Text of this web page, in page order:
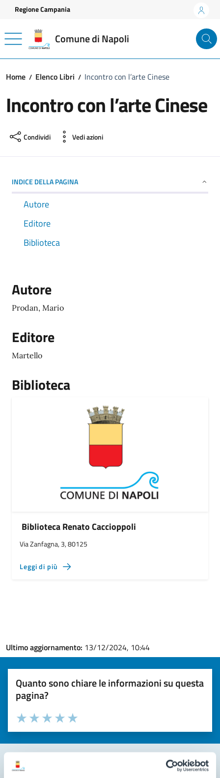
Vai ai contenuti
Vai al footer
Regione Campania
Comune di Napoli
Home Elenco Libri Incontro con l’arte Cinese
Incontro con l’arte Cinese
Condividi Vedi azioni
INDICE DELLA PAGINA
Autore
Editore
Biblioteca
Autore
Prodan, Mario
Editore
Martello
Biblioteca
Biblioteca Renato Caccioppoli
Via Zanfagna, 3, 80125
Leggi di più
Ultimo aggiornamento: 13/12/2024, 10:44
Quanto sono chiare le informazioni su questa
pagina?
Valuta la chiarezza delle informazioni (da 1 a 5 stelle)
Seleziona il numero di stelle per valutare la chiarezza delle
Valuta 5 stelle su 5
Valuta 4 stelle su 5
Valuta 3 stelle su 5
Valuta 2 stelle su 5
Valuta 1 stelle su 5